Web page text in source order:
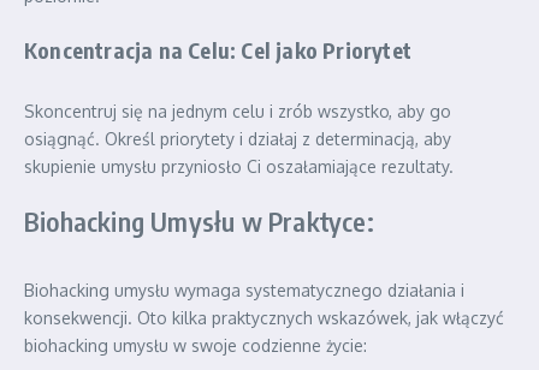
Koncentracja na Celu: Cel jako Priorytet
Skoncentruj się na jednym celu i zrób wszystko, aby go
osiągnąć. Określ priorytety i działaj z determinacją, aby
skupienie umysłu przyniosło Ci oszałamiające rezultaty.
Biohacking Umysłu w Praktyce:
Biohacking umysłu wymaga systematycznego działania i
konsekwencji. Oto kilka praktycznych wskazówek, jak włączyć
biohacking umysłu w swoje codzienne życie: